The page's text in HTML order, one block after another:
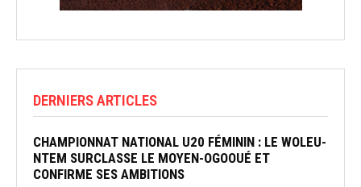
DERNIERS ARTICLES
CHAMPIONNAT NATIONAL U20 FÉMININ : LE WOLEU-
NTEM SURCLASSE LE MOYEN-OGOOUÉ ET
CONFIRME SES AMBITIONS